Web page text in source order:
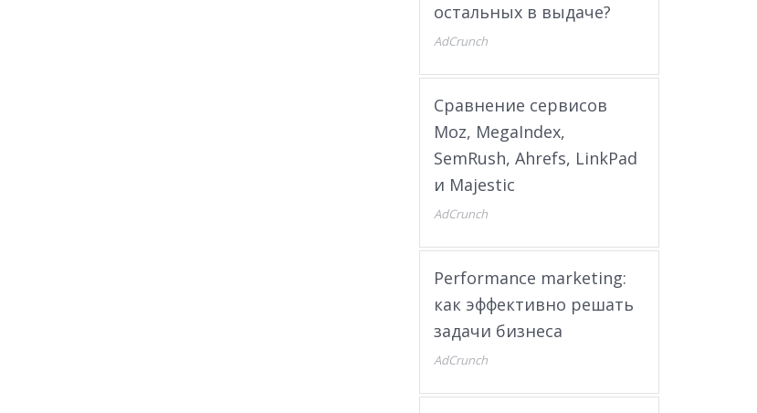
остальных в выдаче?
AdCrunch
Сравнение сервисов
Moz, MegaIndex,
SemRush, Ahrefs, LinkPad
и Majestic
AdCrunch
Performance marketing:
как эффективно решать
задачи бизнеса
AdCrunch